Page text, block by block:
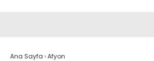
Ana Sayfa ›Afyon